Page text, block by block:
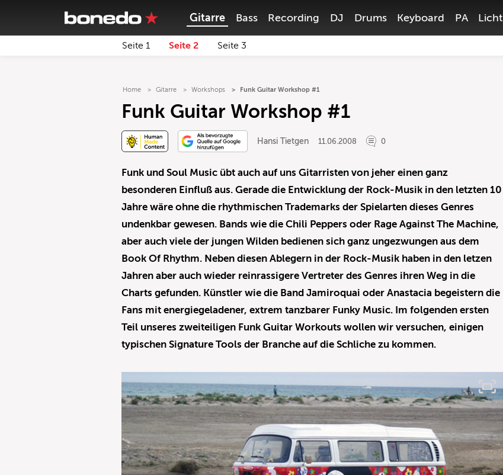
Gitarre Bass Recording DJ Drums Keyboard PA Licht
Seite 1 Seite 2 Seite 3
Home Gitarre Workshops Funk Guitar Workshop #1
Funk Guitar Workshop #1
Hansi Tietgen 11.06.2008 0
Funk und Soul Music übt auch auf uns Gitarristen von jeher einen ganz
besonderen Einfluß aus. Gerade die Entwicklung der Rock-Musik in den letzten 10
Jahre wäre ohne die rhythmischen Trademarks der Spielarten dieses Genres
undenkbar gewesen. Bands wie die Chili Peppers oder Rage Against The Machine,
aber auch viele der jungen Wilden bedienen sich ganz ungezwungen aus dem
Book Of Rhythm. Neben diesen Ablegern in der Rock-Musik haben in den letzen
Jahren aber auch wieder reinrassigere Vertreter des Genres ihren Weg in die
Charts gefunden. Künstler wie die Band Jamiroquai oder Anastacia begeistern die
Fans mit energiegeladener, extrem tanzbarer Funky Music. Im folgenden ersten
Teil unseres zweiteiligen Funk Guitar Workouts wollen wir versuchen, einigen
typischen Signature Tools der Branche auf die Schliche zu kommen.